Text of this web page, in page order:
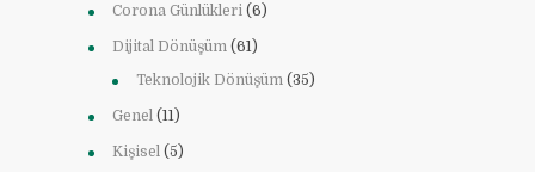
Corona Günlükleri (6)
Dijital Dönüşüm (61)
Teknolojik Dönüşüm (35)
Genel (11)
Kişisel (5)